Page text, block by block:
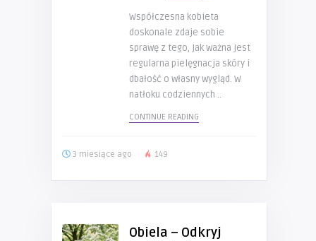
Współczesna kobieta
doskonale zdaje sobie
sprawę z tego, jak ważna jest
regularna pielęgnacja skóry i
dbałość o własny wygląd. W
natłoku codziennych ..
CONTINUE READING
3 miesiące ago 149
Obiela – Odkryj